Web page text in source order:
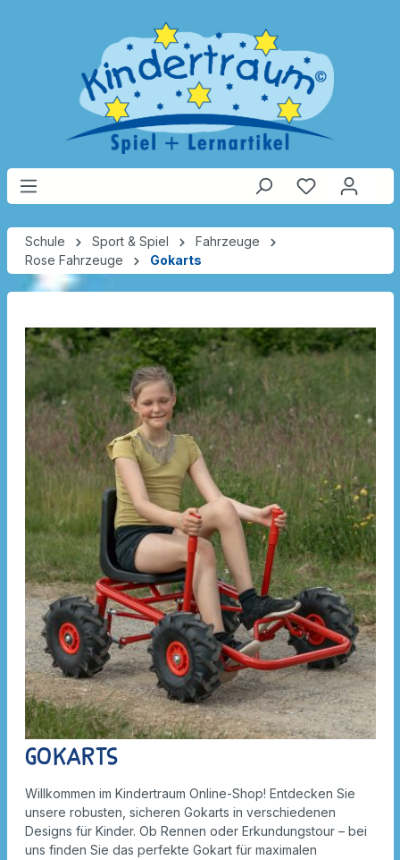
Schule Sport & Spiel
Fahrzeuge
Rose Fahrzeuge
Gokarts
Gokarts
Willkommen im Kindertraum Online-Shop! Entdecken Sie
unsere robusten, sicheren Gokarts in verschiedenen
Designs für Kinder. Ob Rennen oder Erkundungstour – bei
uns finden Sie das perfekte Gokart für maximalen